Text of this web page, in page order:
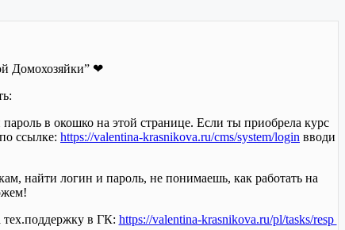
Домохозяйки” ❤
в окошко на этой странице. Если ты приобрела курс
ссылке: https://valentina-krasnikova.ru/cms/system/login вводи
найти логин и пароль, не понимаешь, как работать на
в ГК: https://valentina-krasnikova.ru/pl/tasks/resp